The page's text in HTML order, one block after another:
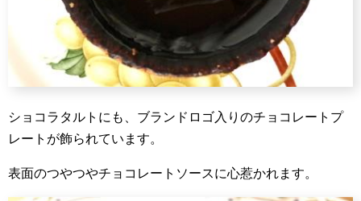
ショコラタルトにも、ブランドロゴ入りのチョコレートプ
レートが飾られています。
表面のつやつやチョコレートソースに心惹かれます。